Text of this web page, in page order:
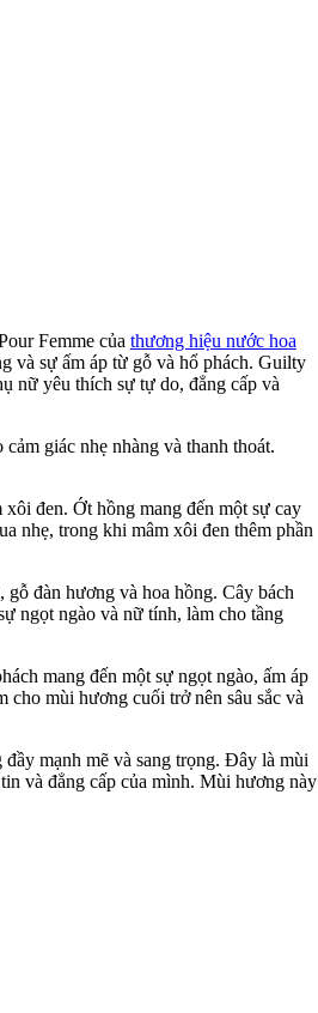
Femme của thương hiệu nước hoa
và sự ấm áp từ gỗ và hổ phách. Guilty
nữ yêu thích sự tự do, đẳng cấp và
giác nhẹ nhàng và thanh thoát.
đen. Ớt hồng mang đến một sự cay
nhẹ, trong khi mâm xôi đen thêm phần
đàn hương và hoa hồng. Cây bách
ngọt ngào và nữ tính, làm cho tầng
mang đến một sự ngọt ngào, ấm áp
cho mùi hương cuối trở nên sâu sắc và
mạnh mẽ và sang trọng. Đây là mùi
và đẳng cấp của mình. Mùi hương này